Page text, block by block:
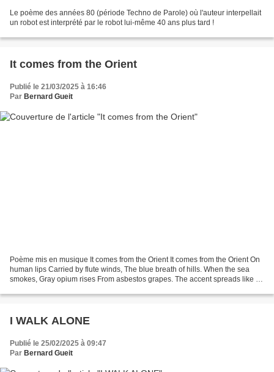
Le poème des années 80 (période Techno de Parole) où l'auteur interpellait
un robot est interprété par le robot lui-même 40 ans plus tard !
It comes from the Orient
Publié le 21/03/2025 à 16:46
Par Bernard Gueit
Poème mis en musique It comes from the Orient It comes from the Orient On
human lips Carried by flute winds, The blue breath of hills. When the sea
smokes, Gray opium rises From asbestos grapes. The accent spreads like a
I WALK ALONE
Publié le 25/02/2025 à 09:47
Par Bernard Gueit